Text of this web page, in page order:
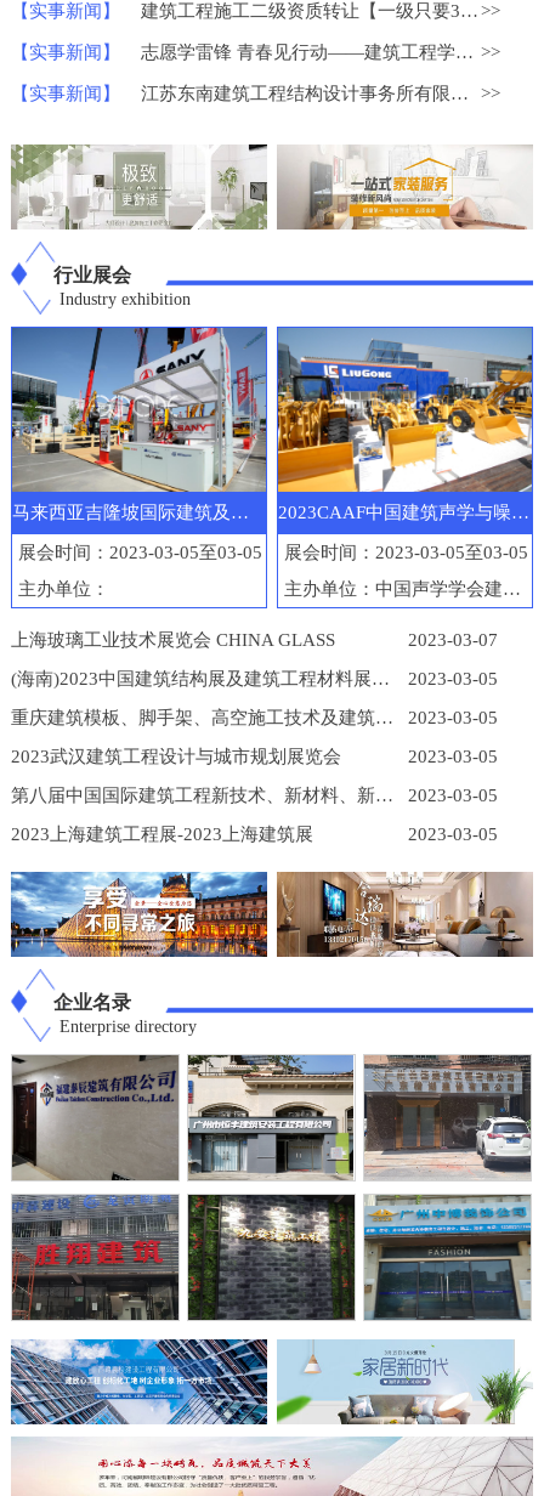
【实事新闻】 建筑工程施工二级资质转让【一级只要30W】>>
【实事新闻】 志愿学雷锋 青春见行动——建筑工程学院学雷锋志愿服务系列活动 >>
【实事新闻】 江苏东南建筑工程结构设计事务所有限公司荣获中国勘察设计协会 >>
行业展会
Industry exhibition
马来西亚吉隆坡国际建筑及工程机械展览会
展会时间：2023-03-05至03-05
主办单位：
2023CAAF中国建筑声学与噪声控制产业博览会
展会时间：2023-03-05至03-05
主办单位：中国声学学会建筑声学分会
上海玻璃工业技术展览会 CHINA GLASS
2023-03-07
(海南)2023中国建筑结构展及建筑工程材料展览会
2023-03-05
重庆建筑模板、脚手架、高空施工技术及建筑工程机械展
2023-03-05
2023武汉建筑工程设计与城市规划展览会
2023-03-05
第八届中国国际建筑工程新技术、新材料、新工艺及新装备博览会
2023-03-05
2023上海建筑工程展-2023上海建筑展
2023-03-05
企业名录
Enterprise directory